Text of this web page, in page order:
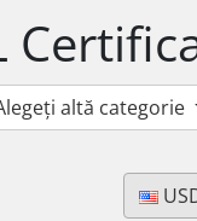
altă categorie